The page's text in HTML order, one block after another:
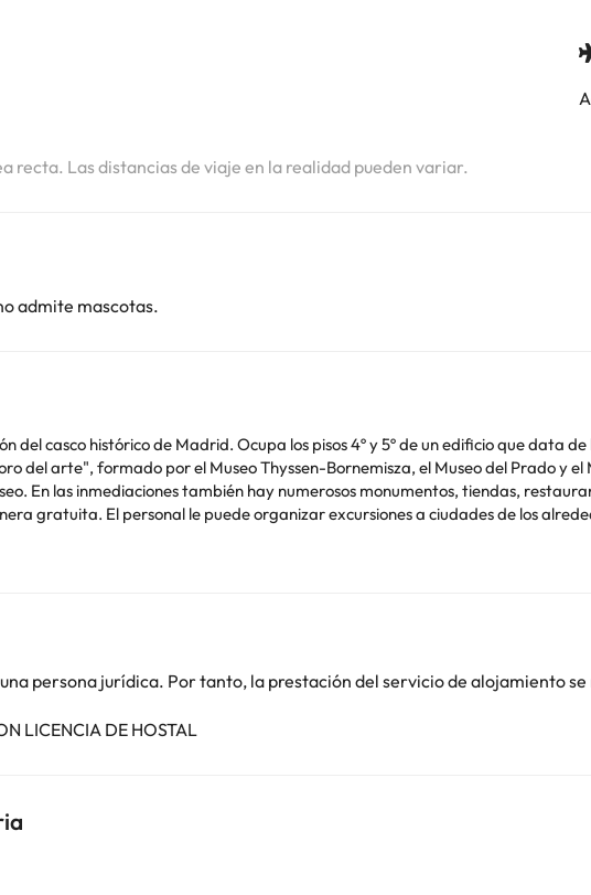
recta. Las distancias de viaje en la realidad pueden variar.
admite mascotas.
del casco histórico de Madrid. Ocupa los pisos 4º y 5º de un edificio que data
del arte", formado por el Museo Thyssen-Bornemisza, el Museo del Prado y el
En las inmediaciones también hay numerosos monumentos, tiendas,
gratuita. El personal le puede organizar excursiones a ciudades de los
para visitar la ciudad de Madrid: museos, palacios, iglesias, monumentos,
ser de pago. Puedes consultar sus tarifas directamente en el establecimiento.
persona jurídica. Por tanto, la prestación del servicio de alojamiento
LICENCIA DE HOSTAL